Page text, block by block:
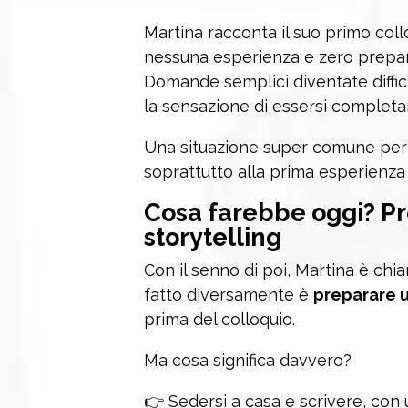
Martina racconta il suo primo
nessuna esperienza e zero
Domande semplici diventate
la sensazione di essersi
Una situazione super comune
soprattutto alla prima
Cosa farebbe oggi?
storytelling
Con il senno di poi, Martina è
fatto diversamente è preparare
prima del colloquio.
Ma cosa significa davvero?
👉 Sedersi a casa e scrivere, con